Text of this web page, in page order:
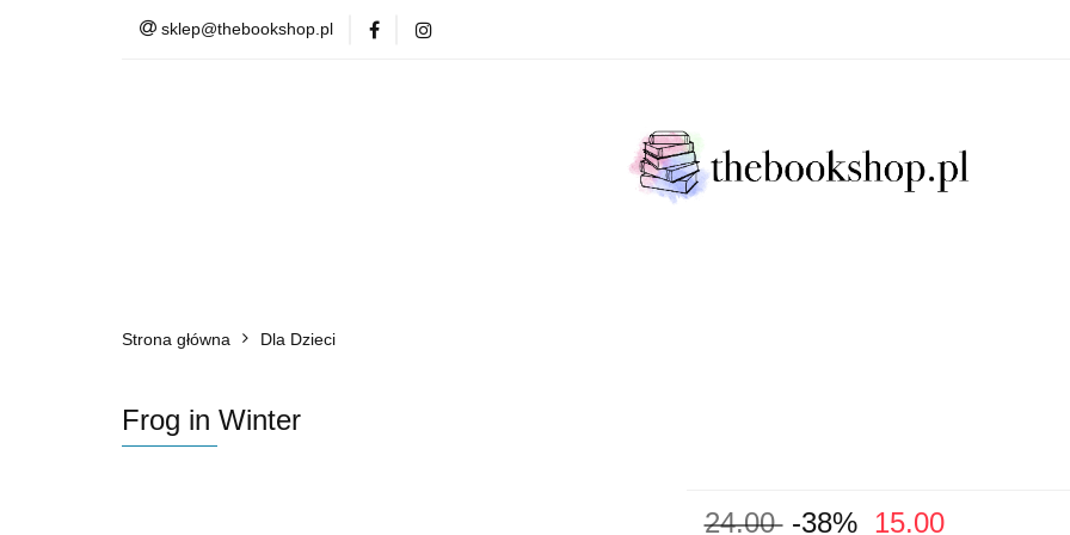
sklep@thebookshop.pl
Barnes & Noble
Strona główna Dla Dzieci
Frog in Winter
24.00 -38% 15.00